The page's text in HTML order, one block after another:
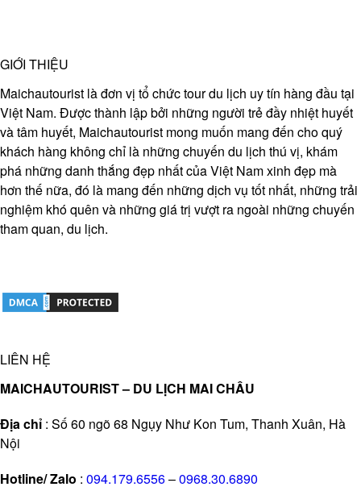
GIỚI THIỆU
Maichautourist là đơn vị tổ chức tour du lịch uy tín hàng đầu tại
Việt Nam. Được thành lập bởi những người trẻ đầy nhiệt huyết
và tâm huyết, Maichautourist mong muốn mang đến cho quý
khách hàng không chỉ là những chuyến du lịch thú vị, khám
phá những danh thắng đẹp nhất của Việt Nam xinh đẹp mà
hơn thế nữa, đó là mang đến những dịch vụ tốt nhất, những trải
nghiệm khó quên và những giá trị vượt ra ngoài những chuyến
tham quan, du lịch.
LIÊN HỆ
MAICHAUTOURIST – DU LỊCH MAI CHÂU
Địa chỉ : Số 60 ngõ 68 Ngụy Như Kon Tum, Thanh Xuân, Hà
Nội
Hotline/ Zalo : 094.179.6556–0968.30.6890